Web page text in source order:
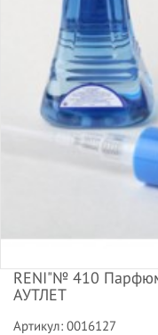
RENI"№ 410
АУТЛЕТ
Артикул: 0016127